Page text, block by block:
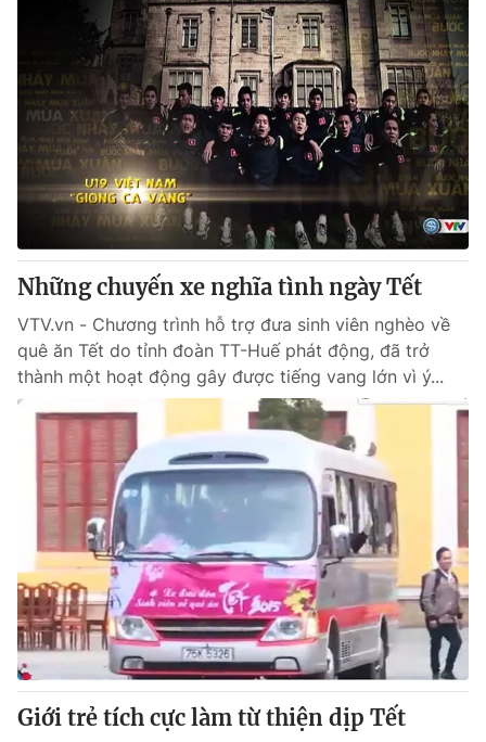
Những chuyến xe nghĩa tình ngày Tết
VTV.vn - Chương trình hỗ trợ đưa sinh viên nghèo về
quê ăn Tết do tỉnh đoàn TT-Huế phát động, đã trở
thành một hoạt động gây được tiếng vang lớn vì ý...
Giới trẻ tích cực làm từ thiện dịp Tết